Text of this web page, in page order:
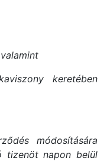
keretében
módosítására
tizenöt napon belül